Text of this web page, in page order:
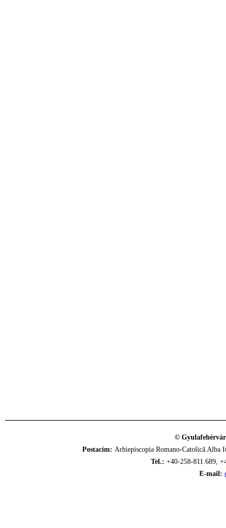
©
Postacím: Arhiepiscopia Romano-Catolică
Tel.: +40-258-811.689,
E-mail: